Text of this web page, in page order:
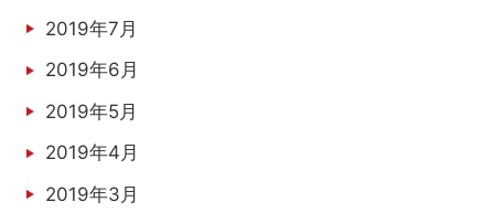
2019年7月
2019年6月
2019年5月
2019年4月
2019年3月